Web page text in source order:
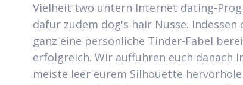
Vielheit two untern Internet dating-
dafur zudem dog's hair Nusse.
ganz eine personliche Tinder-Fabel
erfolgreich. Wir auffuhren euch danach
meiste leer eurem Silhouette